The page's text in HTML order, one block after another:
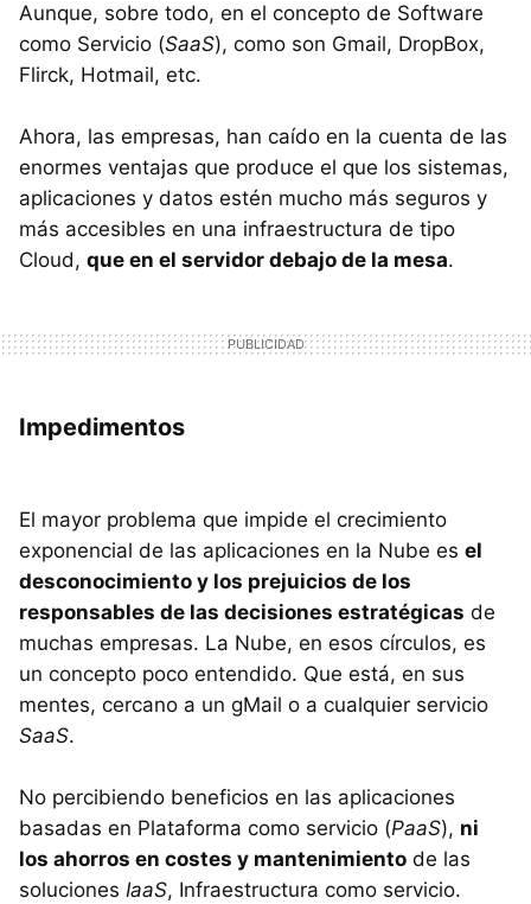
Aunque, sobre todo, en el concepto de Software
como Servicio (SaaS), como son Gmail, DropBox,
Flirck, Hotmail, etc.
Ahora, las empresas, han caído en la cuenta de las
enormes ventajas que produce el que los sistemas,
aplicaciones y datos estén mucho más seguros y
más accesibles en una infraestructura de tipo
Cloud, que en el servidor debajo de la mesa.
Impedimentos
El mayor problema que impide el crecimiento
exponencial de las aplicaciones en la Nube es el
desconocimiento y los prejuicios de los
responsables de las decisiones estratégicas de
muchas empresas. La Nube, en esos círculos, es
un concepto poco entendido. Que está, en sus
mentes, cercano a un gMail o a cualquier servicio
SaaS.
No percibiendo beneficios en las aplicaciones
basadas en Plataforma como servicio (PaaS), ni
los ahorros en costes y mantenimiento de las
soluciones IaaS, Infraestructura como servicio.